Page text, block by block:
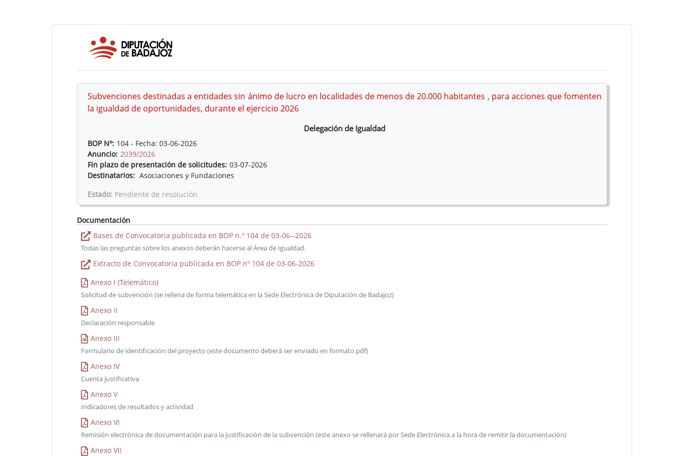
Subvenciones destinadas a entidades sin ánimo de lucro en localidades de menos de 20.000 habitantes , para acciones que fomenten
la igualdad de oportunidades, durante el ejercicio 2026
Delegación de Igualdad
BOP Nº: 104 - Fecha: 03-06-2026
Anuncio: 2039/2026
Fin plazo de presentación de solicitudes: 03-07-2026
Destinatarios: Asociaciones y Fundaciones
Estado: Pendiente de resolución
Documentación
Bases de Convocatoria publicada en BOP n.º 104 de 03-06--2026
Todas las preguntas sobre los anexos deberán hacerse al Área de Igualdad.
Extracto de Convocatoria publicada en BOP nº 104 de 03-06-2026
Anexo I (Telemático)
Solicitud de subvención (se rellena de forma telemática en la Sede Electrónica de Diputación de Badajoz)
Anexo II
Declaración responsable
Anexo III
Formulario de identificación del proyecto (este documento deberá ser enviado en formato pdf)
Anexo IV
Cuenta justificativa
Anexo V
Indicadores de resultados y actividad
Anexo VI
Remisión electrónica de documentación para la justificación de la subvención (este anexo se rellenará por Sede Electrónica a la hora de remitir la documentación)
Anexo VII